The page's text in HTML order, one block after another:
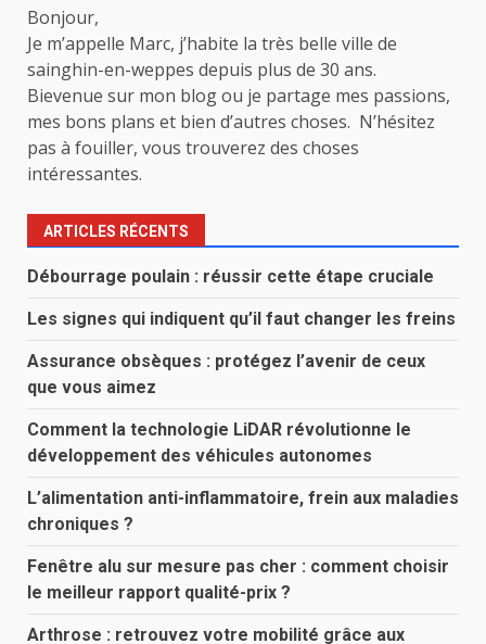
Bonjour,
Je m’appelle Marc, j’habite la très belle ville de
sainghin-en-weppes depuis plus de 30 ans.
Bievenue sur mon blog ou je partage mes passions,
mes bons plans et bien d’autres choses. N’hésitez
pas à fouiller, vous trouverez des choses
intéressantes.
ARTICLES RÉCENTS
Débourrage poulain : réussir cette étape cruciale
Les signes qui indiquent qu’il faut changer les freins
Assurance obsèques : protégez l’avenir de ceux
que vous aimez
Comment la technologie LiDAR révolutionne le
développement des véhicules autonomes
L’alimentation anti-inflammatoire, frein aux maladies
chroniques ?
Fenêtre alu sur mesure pas cher : comment choisir
le meilleur rapport qualité-prix ?
Arthrose : retrouvez votre mobilité grâce aux